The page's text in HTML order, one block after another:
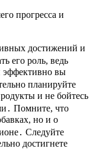
прогресса и
достижений и
его роль, ведь
эффективно вы
планируйте
и не бойтесь
Помните, что
но и о
Следуйте
достигнете